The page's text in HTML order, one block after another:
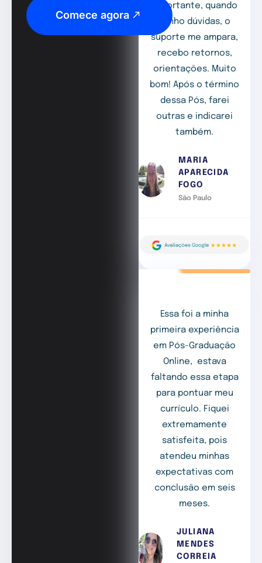
Comece agora
importante, quando
tenho dúvidas, o
suporte me ampara,
recebo retornos,
orientações. Muito
bom! Após o término
dessa Pós, farei
outras e indicarei
também.
MARIA
APARECIDA
FOGO
São Paulo
Essa foi a minha
primeira experiência
em Pós-Graduação
Online, estava
faltando essa etapa
para pontuar meu
currículo. Fiquei
extremamente
satisfeita, pois
atendeu minhas
expectativas com
conclusão em seis
meses.
JULIANA
MENDES
CORREIA